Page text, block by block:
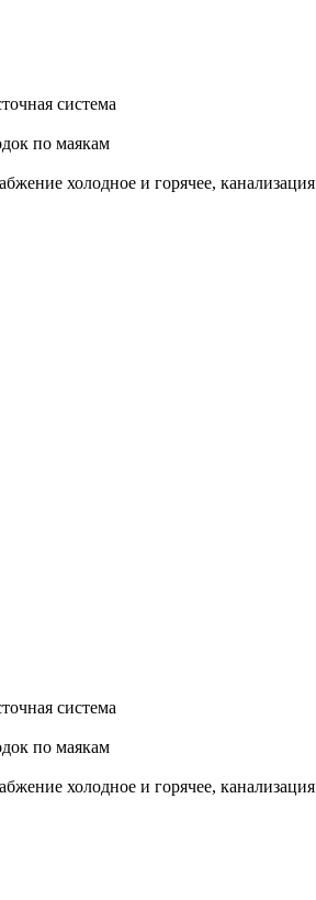
система
по маякам
холодное и горячее, канализация
система
по маякам
холодное и горячее, канализация